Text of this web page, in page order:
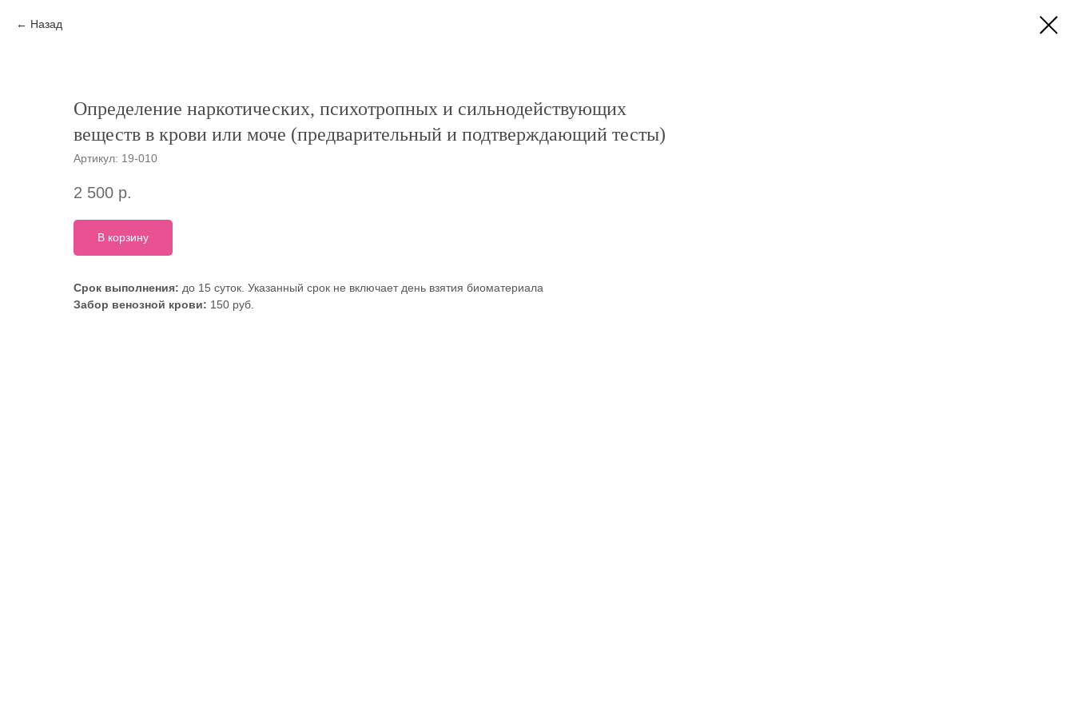
Назад
Определение наркотических, психотропных и сильнодействующих
веществ в крови или моче (предварительный и подтверждающий тесты)
Артикул: 19-010
2 500 р.
В корзину
Срок выполнения: до 15 суток. Указанный срок не включает день взятия биоматериала
Забор венозной крови: 150 руб.